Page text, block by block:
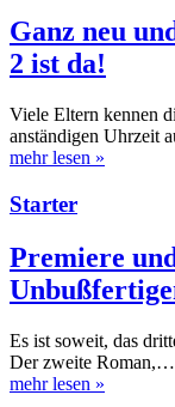
Ganz neu
2 ist da!
Viele Eltern kennen
anständigen Uhrzeit
mehr lesen »
Starter
Premiere
Es ist soweit, das
Der zweite Roman,…
mehr lesen »